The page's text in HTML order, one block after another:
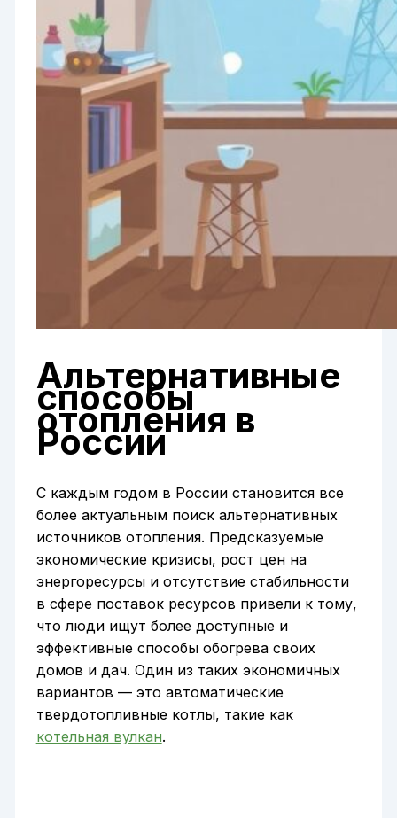
Альтернативные
способы
отопления в
России
С каждым годом в России становится все
более актуальным поиск альтернативных
источников отопления. Предсказуемые
экономические кризисы, рост цен на
энергоресурсы и отсутствие стабильности
в сфере поставок ресурсов привели к тому,
что люди ищут более доступные и
эффективные способы обогрева своих
домов и дач. Один из таких экономичных
вариантов — это автоматические
твердотопливные котлы, такие как
котельная вулкан.